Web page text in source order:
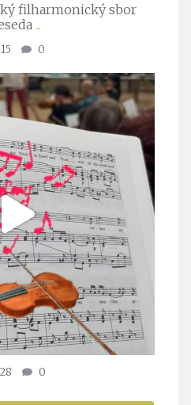
filharmonický sbor
...
15 0
Juli 23
28 0